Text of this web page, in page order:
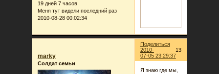
19 дней 7 часов
Меня тут видели последний раз
2010-08-28 00:02:34
Поделиться
13
2010-
07-05 23:29:37
marky
Солдат семьи
Я знаю где мы,